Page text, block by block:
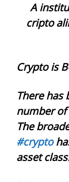
A
cripto
Crypto is
There has
number of
The
#crypto
asset